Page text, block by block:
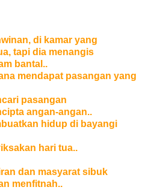
di kamar yang
tapi dia menangis
bantal..
mendapat pasangan yang
pasangan
angan-angan..
hidup di bayangi
hari tua..
dan masyarat sibuk
menfitnah..